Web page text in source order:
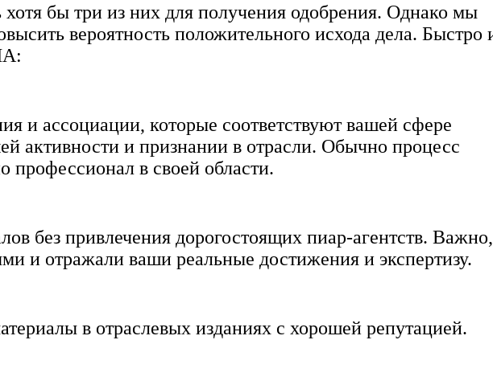
бы три из них для получения одобрения. Однако мы
вероятность положительного исхода дела. Быстро
и ассоциации, которые соответствуют вашей сфере
активности и признании в отрасли. Обычно процесс
профессионал в своей области.
без привлечения дорогостоящих пиар-агентств. Важно,
и отражали ваши реальные достижения и экспертизу.
в отраслевых изданиях с хорошей репутацией.